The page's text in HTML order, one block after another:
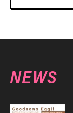
NEWS